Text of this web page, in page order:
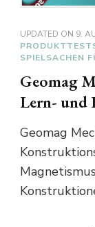
UPDATED ON 9.
SPIELSACHEN
Geomag
Lern- und
Geomag